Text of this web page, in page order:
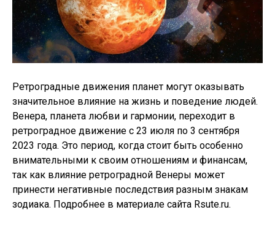
Ретроградные движения планет могут оказывать
значительное влияние на жизнь и поведение людей.
Венера, планета любви и гармонии, переходит в
ретроградное движение с 23 июля по 3 сентября
2023 года. Это период, когда стоит быть особенно
внимательными к своим отношениям и финансам,
так как влияние ретроградной Венеры может
принести негативные последствия разным знакам
зодиака. Подробнее в материале сайта Rsute.ru.